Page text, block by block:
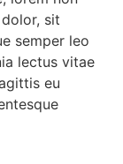
sit
semper leo
lectus vitae
eu